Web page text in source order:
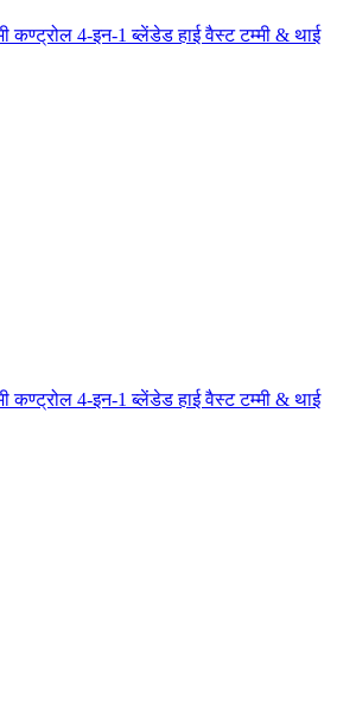
कण्ट्रोल 4-इन-1 ब्लेंडेड हाई वैस्ट टम्मी & थाई
कण्ट्रोल 4-इन-1 ब्लेंडेड हाई वैस्ट टम्मी & थाई